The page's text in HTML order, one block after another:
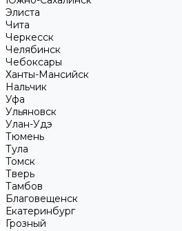
Элиста
Чита
Черкесск
Челябинск
Чебоксары
Ханты-Мансийск
Нальчик
Уфа
Ульяновск
Улан-Удэ
Тюмень
Тула
Томск
Тверь
Тамбов
Благовещенск
Екатеринбург
Грозный